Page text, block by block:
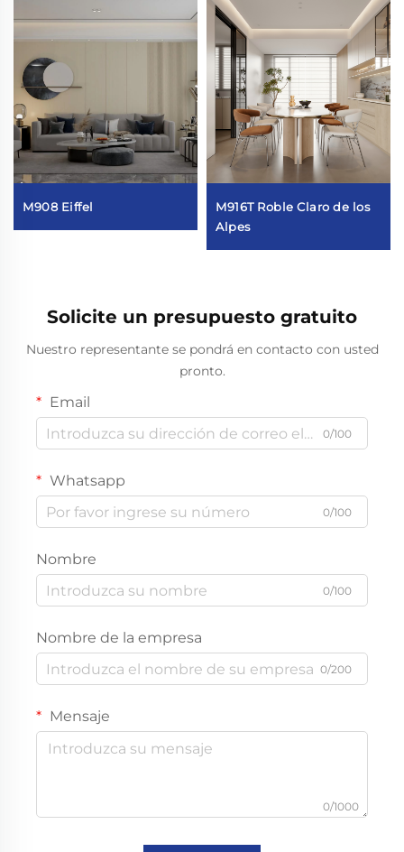
M908 Eiffel
M916T Roble Claro de los
Alpes
Solicite un presupuesto gratuito
Nuestro representante se pondrá en contacto con usted
pronto.
Email
0/100
Whatsapp
0/100
Nombre
0/100
Nombre de la empresa
0/200
Mensaje
0/1000